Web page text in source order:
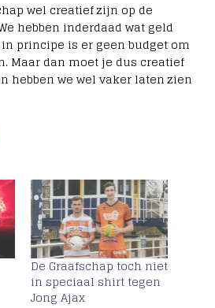
wel creatief zijn op de
hebben inderdaad wat geld
principe is er geen budget om
Maar dan moet je dus creatief
hebben we wel vaker laten zien
De Graafschap toch niet
in speciaal shirt tegen
Jong Ajax